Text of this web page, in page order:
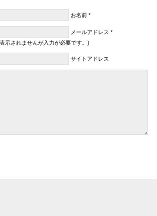
お名前 *
メールアドレス *
示されませんが入力が必要です。)
サイトアドレス